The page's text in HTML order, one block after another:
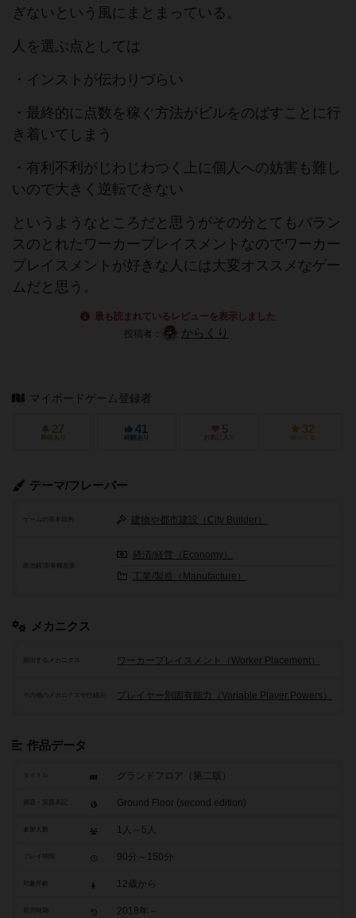
ぎないという風にまとまっている。
人を選ぶ点としては
・インストが伝わりづらい
・最終的に点数を稼ぐ方法がビルをのばすことに行
き着いてしまう
・有利不利がじわじわつく上に個人への妨害も難し
いので大きく逆転できない
というようなところだと思うがその分とてもバラン
スのとれたワーカープレイスメントなのでワーカー
プレイスメントが好きな人には大変オススメなゲー
ムだと思う。
最も読まれているレビューを表示しました
投稿者：
からくり
マイボードゲーム登録者
27
興味あり
41
経験あり
5
お気に入り
32
持ってる
テーマ/フレーバー
ゲームの基本目的 建物や都市建設（City Builder）
政治経済/各種産業
経済/経営（Economy）
工業/製造（Manufacture）
メカニクス
頻出するメカニクス ワーカープレイスメント（Worker Placement）
その他のメカニクスや仕組み プレイヤー別固有能力（Variable Player Powers）
作品データ
タイトル グランドフロア（第二版）
Ground Floor (second edition)
参加人数 1人～5人
90分～150分
12歳から
2018年～